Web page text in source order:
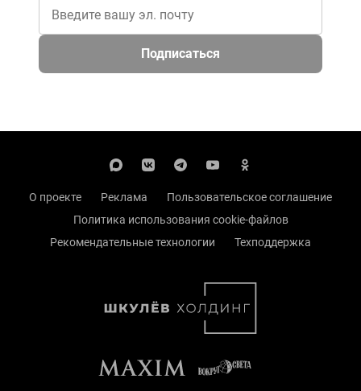
Подписаться
О проекте Реклама
Пользовательское соглашение
Политика использования cookie-файлов
Рекомендательные технологии
Техподдержка